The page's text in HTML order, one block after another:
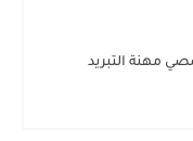
مهنة التبريد